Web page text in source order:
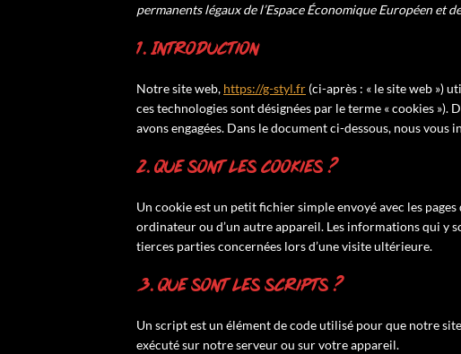
permanents légaux de l’Espace Économique Européen et
1. Introduction
Notre site web, https://g-styl.fr (ci-après : « le site web »)
ces technologies sont désignées par le terme « cookies »).
avons engagées. Dans le document ci-dessous, nous
2. Que sont les cookies ?
Un cookie est un petit fichier simple envoyé avec les
ordinateur ou d’un autre appareil. Les informations qui y
tierces parties concernées lors d’une visite ultérieure.
3. Que sont les scripts ?
Un script est un élément de code utilisé pour que notre
exécuté sur notre serveur ou sur votre appareil.